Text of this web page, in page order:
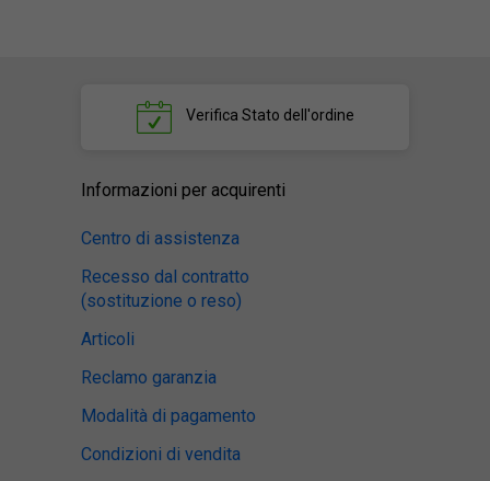
Verifica Stato dell'ordine
Informazioni per acquirenti
Centro di assistenza
Recesso dal contratto
(sostituzione o reso)
Articoli
Reclamo garanzia
Modalità di pagamento
Condizioni di vendita